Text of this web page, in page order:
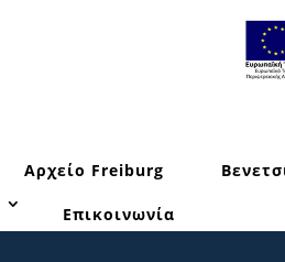
Αρχείο Freiburg
Επικοινωνία